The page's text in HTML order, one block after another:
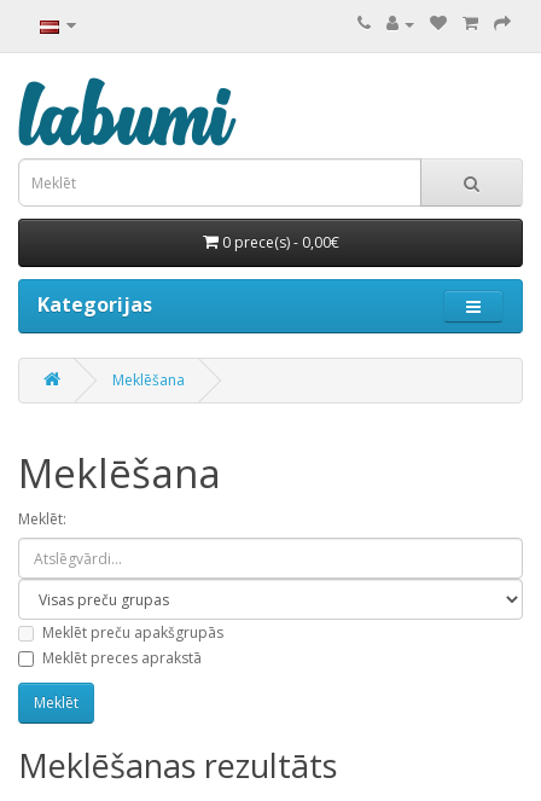
0 prece(s) - 0,00€
Kategorijas
Meklēšana
Meklēšana
Meklēt:
Meklēt preču apakšgrupās
Meklēt preces aprakstā
Meklēšanas rezultāts